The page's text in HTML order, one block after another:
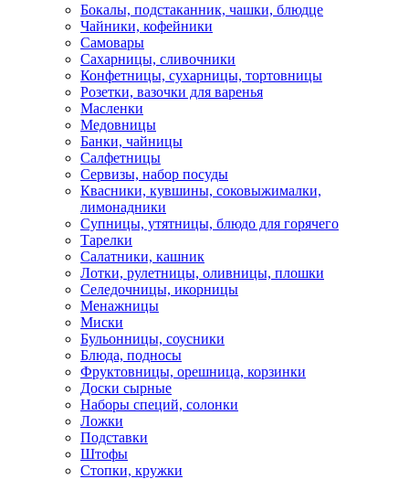
Бокалы, подстаканник, чашки, блюдце
Чайники, кофейники
Самовары
Сахарницы, сливочники
Конфетницы, сухарницы, тортовницы
Розетки, вазочки для варенья
Масленки
Медовницы
Банки, чайницы
Салфетницы
Сервизы, набор посуды
Квасники, кувшины, соковыжималки,
лимонадники
Супницы, утятницы, блюдо для горячего
Тарелки
Салатники, кашник
Лотки, рулетницы, оливницы, плошки
Селедочницы, икорницы
Менажницы
Миски
Бульонницы, соусники
Блюда, подносы
Фруктовницы, орешница, корзинки
Доски сырные
Наборы специй, солонки
Ложки
Подставки
Штофы
Стопки, кружки